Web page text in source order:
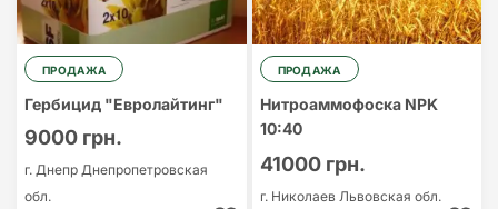
ПРОДАЖА
Гербицид "Евролайтинг"
9000 грн.
г. Днепр Днепропетровская
обл.
ПРОДАЖА
Нитроаммофоска NPK
10:40
41000 грн.
г. Николаев Львовская обл.